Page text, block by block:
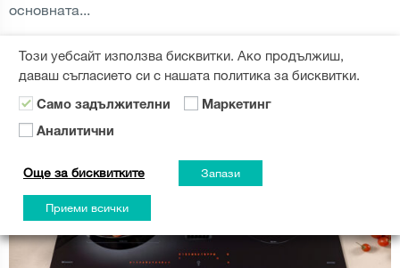
основната...
HOBS,KITCHEN APPLIANCES,ГОТВЕНЕ ПРОЧЕТИ ОЩЕ
Този уебсайт използва бисквитки. Ако продължиш,
даваш съгласието си с нашата политика за бисквитки.
Само задължителни Маркетинг
Аналитични
Още за бисквитките Запази
Приеми всички